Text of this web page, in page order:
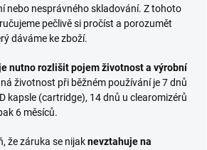
nebo nesprávného skladování. Z tohoto
pečlivě si pročíst a porozumět
dáváme ke zboží.
nutno rozlišit pojem životnost a výrobní
životnost při běžném používání je 7 dnů
kapsle (cartridge), 14 dnů u clearomizérů
6 měsíců.
že záruka se nijaknevztahuje na